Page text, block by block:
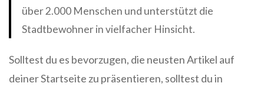
über 2.000 Menschen und unterstützt die
Stadtbewohner in vielfacher Hinsicht.
Solltest du es bevorzugen, die neusten Artikel auf
deiner Startseite zu präsentieren, solltest du in